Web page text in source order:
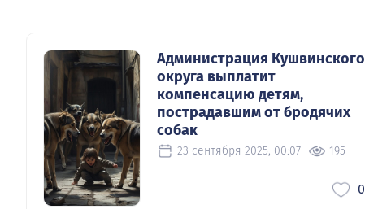
Администрация Кушвинского
округа выплатит
компенсацию детям,
пострадавшим от бродячих
собак
23 сентября 2025, 00:07 195
0